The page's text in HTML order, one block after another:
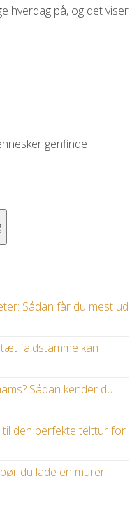
hverdag på, og det viser
genfinde
Sådan får du mest ud
faldstamme kan
Sådan kender du
den perfekte telttur for
du lade en murer